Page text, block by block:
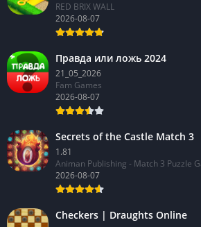
RED BRIX WALL
2026-08-07
Правда или ложь 2024
21_05_2026
Fam Games
2026-08-07
Secrets of the Castle Match 3
1.81
Animan Publishing - Match 3 Puzzle
2026-08-07
Checkers | Draughts Online